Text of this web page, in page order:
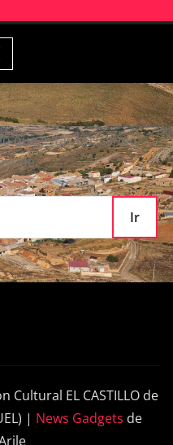
que estás buscando.
Ir
EL CASTILLO de
| News Gadgets de